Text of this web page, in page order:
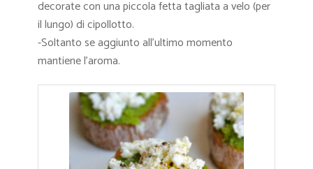
decorate con una piccola fetta tagliata a velo (per
il lungo) di cipollotto.
-Soltanto se aggiunto all’ultimo momento
mantiene l’aroma.